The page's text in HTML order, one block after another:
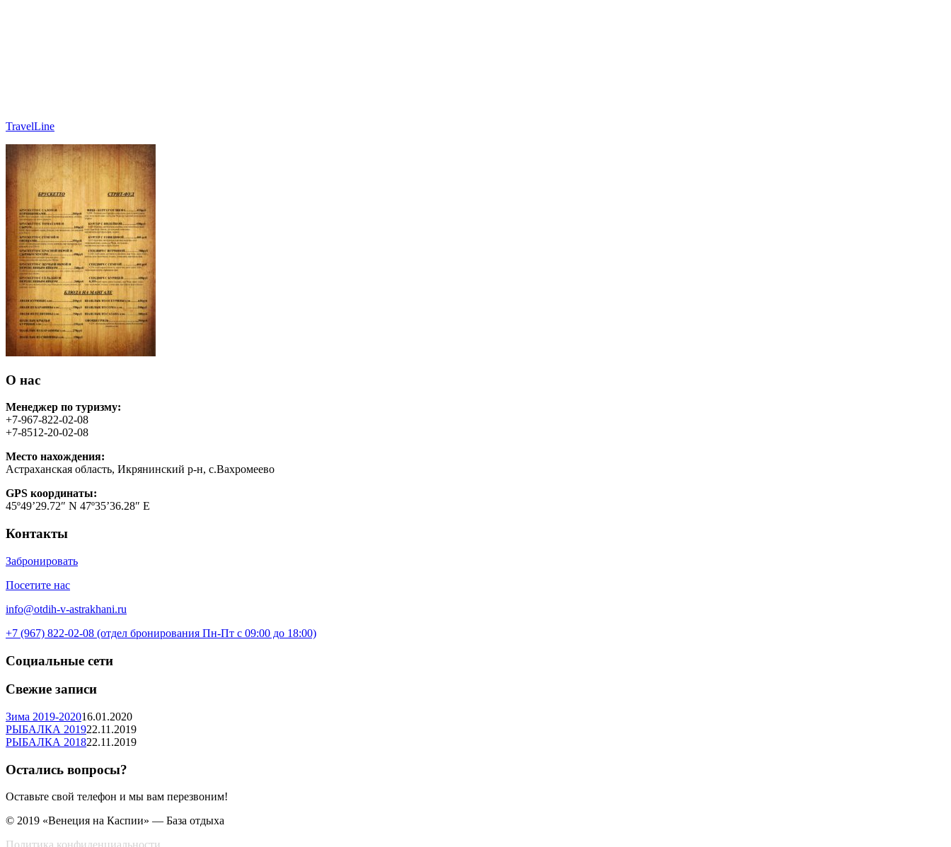
TravelLine
О нас
Менеджер по туризму:
+7-967-822-02-08
+7-8512-20-02-08
Место нахождения:
Астраханская область, Икрянинский р-н, с.Вахромеево
GPS координаты:
45º49’29.72″ N 47º35’36.28″ E
Контакты
Забронировать
Посетите нас
info@otdih-v-astrakhani.ru
+7 (967) 822-02-08 (отдел бронирования Пн-Пт с 09:00 до 18:00)
Социальные сети
Свежие записи
Зима 2019-202016.01.2020
РЫБАЛКА 201922.11.2019
РЫБАЛКА 201822.11.2019
Остались вопросы?
Оставьте свой телефон и мы вам перезвоним!
© 2019 «Венеция на Каспии» — База отдыха